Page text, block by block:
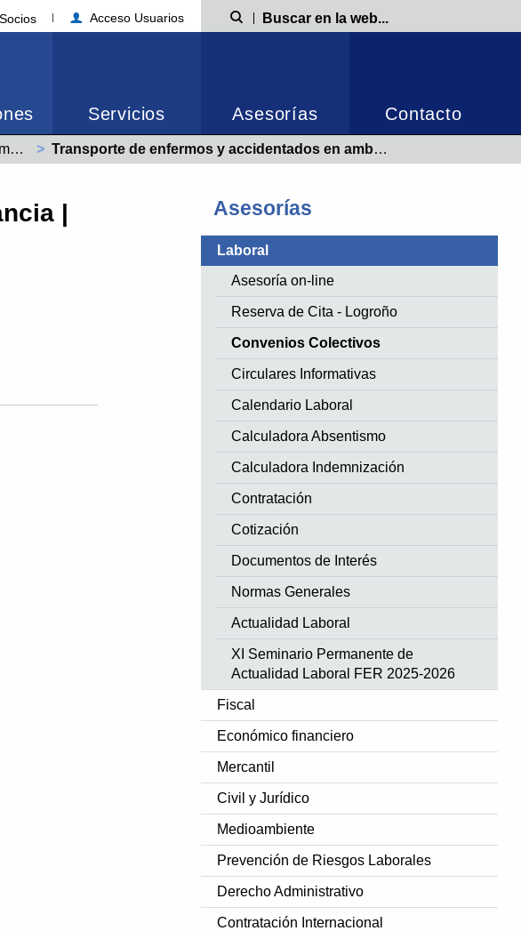
Acceso Usuarios Búsqueda
Servicios Asesorías Contacto
Transporte de enfermos y accidentados en ambulancia (99000305011990) Actual:
Transporte de enfermos y accidentados en ambulancia | Convenio 2009-2012 | Publicado 24/08/2012
Asesorías
Laboral
Asesoría on-line
Reserva de Cita - Logroño
Convenios Colectivos
Circulares Informativas
Calendario Laboral
Calculadora Absentismo
Calculadora Indemnización
Contratación
Cotización
Documentos de Interés
Normas Generales
Actualidad Laboral
XI Seminario Permanente de
Actualidad Laboral FER 2025-2026
Fiscal
Económico financiero
Mercantil
Civil y Jurídico
Medioambiente
Prevención de Riesgos Laborales
Derecho Administrativo
Contratación Internacional
|